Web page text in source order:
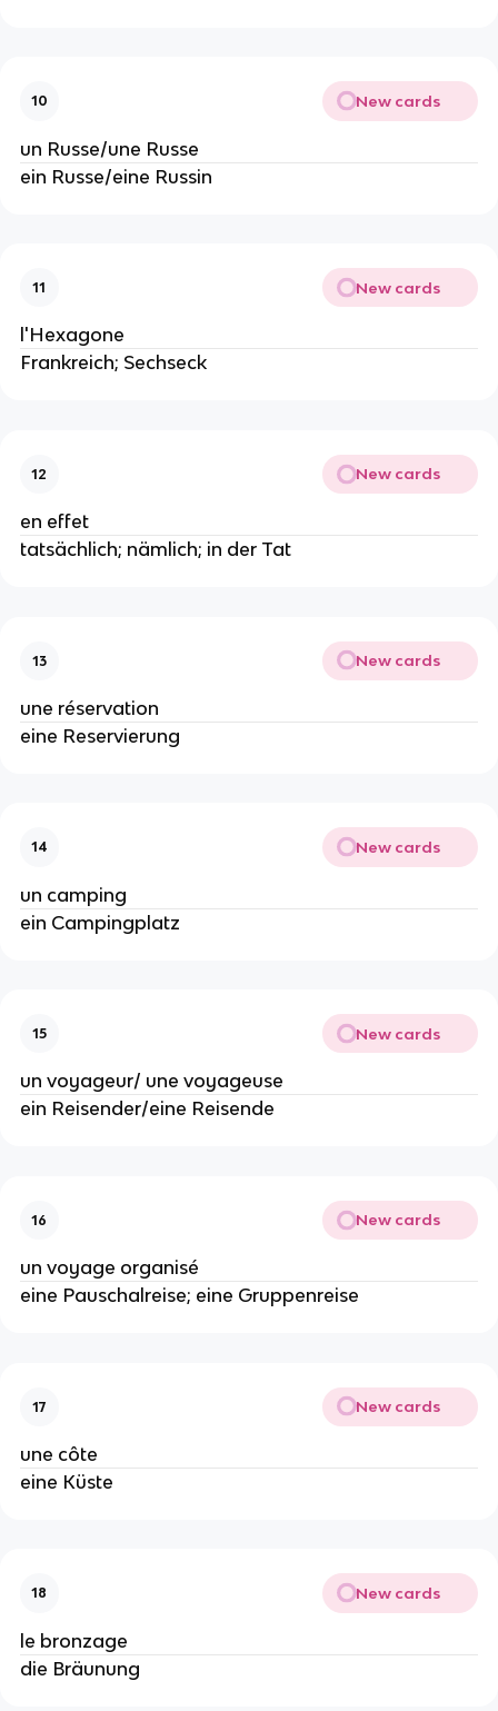
10 New cards
un Russe/une Russe
ein Russe/eine Russin
11 New cards
l'Hexagone
Frankreich; Sechseck
12 New cards
en effet
tatsächlich; nämlich; in der Tat
13 New cards
une réservation
eine Reservierung
14 New cards
un camping
ein Campingplatz
15 New cards
un voyageur/ une voyageuse
ein Reisender/eine Reisende
16 New cards
un voyage organisé
eine Pauschalreise; eine Gruppenreise
17 New cards
une côte
eine Küste
18 New cards
le bronzage
die Bräunung